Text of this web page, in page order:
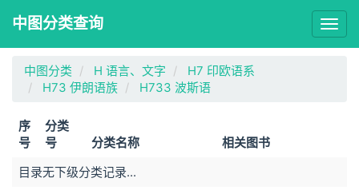
中图分类查询
中图分类 H 语言、文字
H7 印欧语系
H73 伊朗语族
H733 波斯语
序
号
分类
号
分类名称
相关图书
目录无下级分类记录...